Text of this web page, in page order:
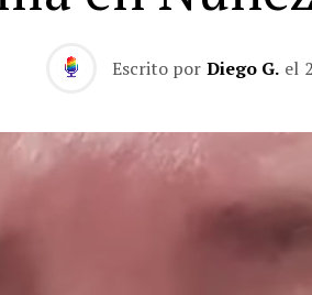
Escrito por Diego G. el